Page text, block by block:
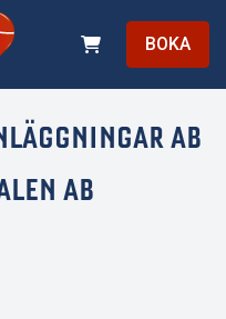
BOKA
AB
AB